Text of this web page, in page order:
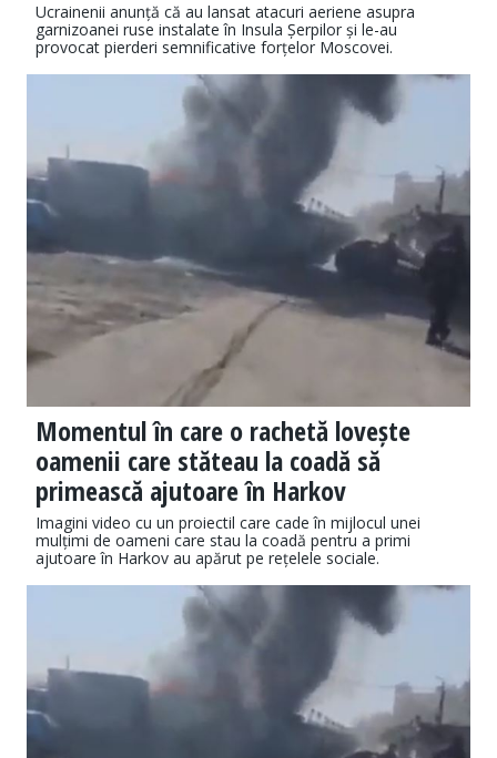
Ucrainenii anunță că au lansat atacuri aeriene asupra
garnizoanei ruse instalate în Insula Șerpilor și le-au
provocat pierderi semnificative forțelor Moscovei.
Momentul în care o rachetă lovește
oamenii care stăteau la coadă să
primească ajutoare în Harkov
Imagini video cu un proiectil care cade în mijlocul unei
mulțimi de oameni care stau la coadă pentru a primi
ajutoare în Harkov au apărut pe rețelele sociale.